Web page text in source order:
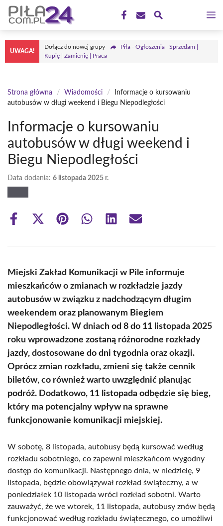
Przejdź
treści
UWAGA!
Dołącz do nowej grupy
Piła - Ogłoszenia | Sprzedam |
Kupię | Zamienię | Praca
Strona główna / Wiadomości /
Informacje o kursowaniu
autobusów w długi weekend i Biegu Niepodległości
Informacje o kursowaniu
autobusów w długi weekend i
Biegu Niepodległości
Data dodania: 6 listopada 2025 r.
Share
Share
(Twitter)
Share Share Share Share
Miejski Zakład Komunikacji w Pile informuje
mieszkańców o zmianach w rozkładzie jazdy
autobusów w związku z nadchodzącym długim
weekendem oraz planowanym Biegiem
Niepodległości. W dniach od 8 do 11 listopada 2025
roku wprowadzone zostaną różnorodne rozkłady
jazdy, dostosowane do dni tygodnia oraz okazji.
Oprócz zmian rozkładu, zmieni się także cennik
biletów, co również warto uwzględnić planując
podróż. Dodatkowo, 11 listopada odbędzie się bieg,
który ma potencjalny wpływ na sprawne
funkcjonowanie komunikacji miejskiej.
W sobotę, 8 listopada, autobusy będą kursować według
rozkładu sobotniego, co zapewni mieszkańcom wygodny
dostęp do komunikacji. Następnego dnia, w niedzielę, 9
listopada, będzie obowiązywał rozkład świąteczny, a w
poniedziałek 10 listopada wróci rozkład sobotni. Warto
zauważyć, że we wtorek, 11 listopada, autobusy znów będą
funkcjonować według rozkładu świątecznego, co umożliwi